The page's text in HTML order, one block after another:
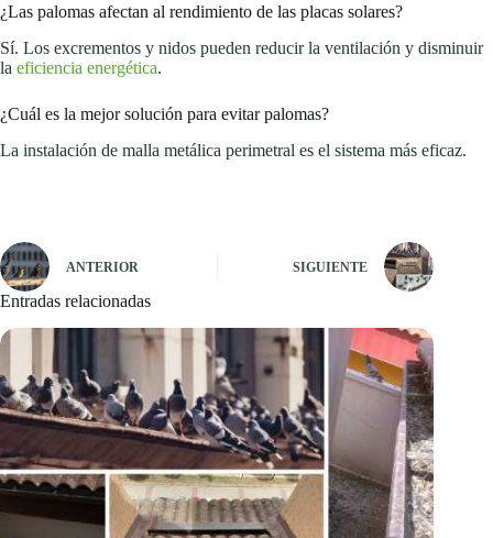
¿Las palomas afectan al rendimiento de las placas solares?
Sí. Los excrementos y nidos pueden reducir la ventilación y disminuir
la eficiencia energética.
¿Cuál es la mejor solución para evitar palomas?
La instalación de malla metálica perimetral es el sistema más eficaz.
ANTERIOR SIGUIENTE
Entradas relacionadas